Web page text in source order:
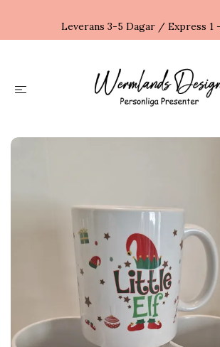
Leverans 3-5 Dagar / Express 1